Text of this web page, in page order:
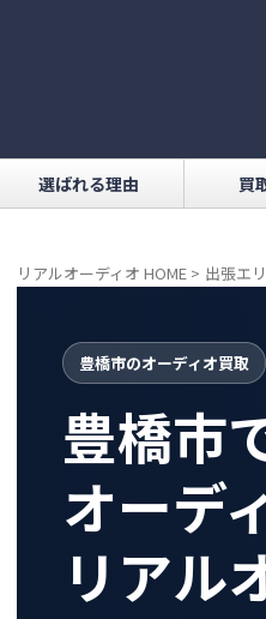
選ばれる理由 買
リアルオーディオ HOME > 出張エ
豊橋市のオーディオ買取
豊橋市
オーデ
リアル